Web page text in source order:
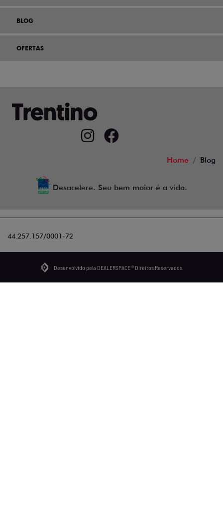
BLOG
OFERTAS
Home Blog
Desacelere. Seu bem maior é a vida.
44.257.157/0001-72
Desenvolvido pela DEALERSPACE ® Direitos Reservados.